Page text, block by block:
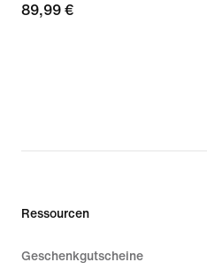
89,99 €
89,99 €
Ressourcen
Geschenkgutscheine